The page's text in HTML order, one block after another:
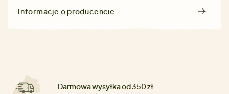
Informacje o producencie
Darmowa wysyłka od 350 zł